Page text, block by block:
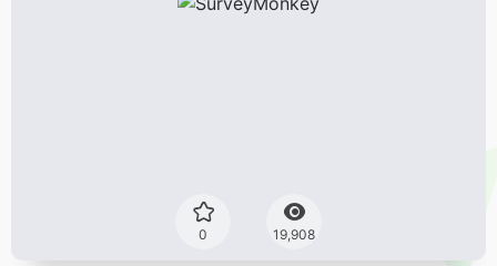
0 19,908